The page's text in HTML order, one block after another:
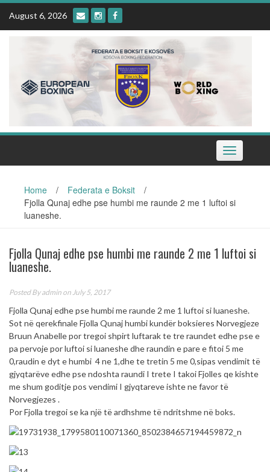
Skip
content
August 6, 2026
Toggle
navigation
Home / Federata e Boksit
/
Fjolla Qunaj edhe pse humbi me raunde 2 me 1 luftoi si
luaneshe.
Fjolla Qunaj edhe pse humbi me raunde 2 me 1 luftoi si
luaneshe.
Posted Byadmin on July 5, 2017
Fjolla Qunaj edhe pse humbi me raunde 2 me 1 luftoi si luaneshe.
Sot në qerekfinale Fjolla Qunaj humbi kundër boksieres Norvegjeze
Bruun Anabelle por tregoi shpirt luftarak te tre raundet edhe pse e
pa pervoje por luftoi si luaneshe dhe raundin e pare e fitoi 5 me
0,raudin e dyt e humbi 4 ne 1,dhe te tretin 5 me 0,sipas vendimit të
gjyqtarëve edhe pse ndoshta raundi I trete I takoi Fjolles qe kishte
me shum goditje pos vendimi I gjyqtareve ishte ne favor të
Norvegjezes .
Por Fjolla tregoi se ka një të ardhshme të ndritshme në boks.